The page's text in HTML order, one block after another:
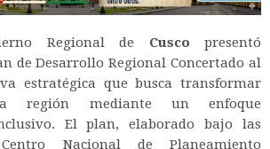
Regional de Cusco presentó
de Desarrollo Regional Concertado al
estratégica que busca transformar
región mediante un enfoque
El plan, elaborado bajo las
Nacional de Planeamiento